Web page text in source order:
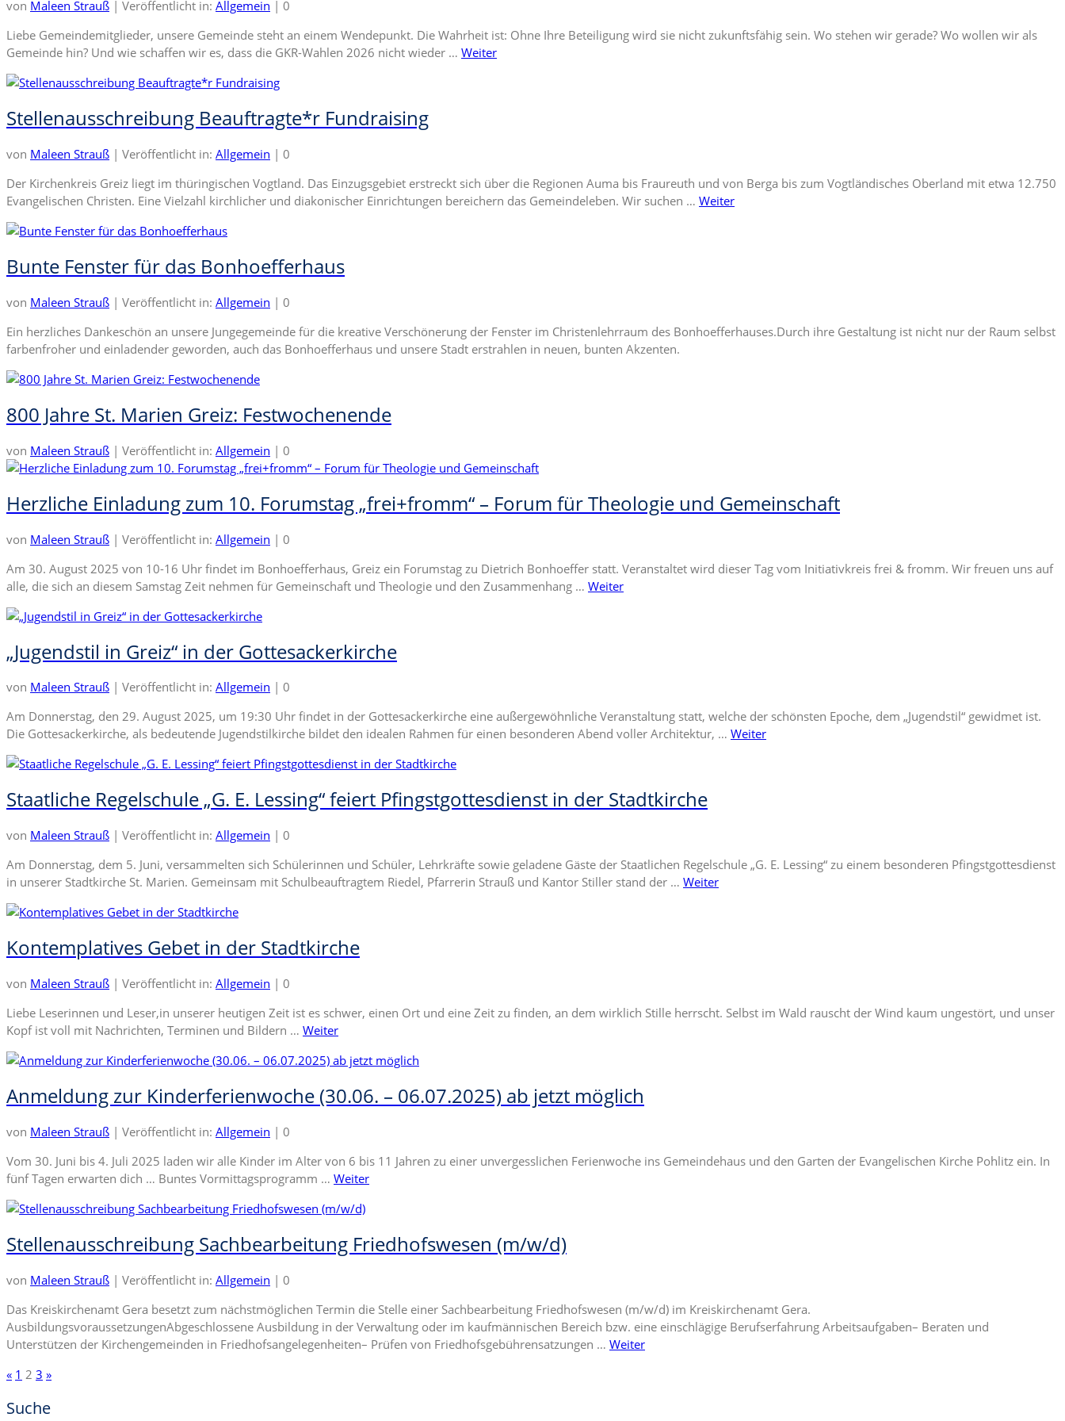
von Maleen Strauß | Veröffentlicht in: Allgemein | 0
Liebe Gemeindemitglieder, unsere Gemeinde steht an einem Wendepunkt. Die Wahrheit ist: Ohne Ihre Beteiligung wird sie nicht zukunftsfähig sein. Wo stehen wir gerade? Wo wollen wir als
Gemeinde hin? Und wie schaffen wir es, dass die GKR-Wahlen 2026 nicht wieder … Weiter
Stellenausschreibung Beauftragte*r Fundraising
von Maleen Strauß | Veröffentlicht in: Allgemein | 0
Der Kirchenkreis Greiz liegt im thüringischen Vogtland. Das Einzugsgebiet erstreckt sich über die Regionen Auma bis Fraureuth und von Berga bis zum Vogtländisches Oberland mit etwa 12.750
Evangelischen Christen. Eine Vielzahl kirchlicher und diakonischer Einrichtungen bereichern das Gemeindeleben. Wir suchen … Weiter
Bunte Fenster für das Bonhoefferhaus
von Maleen Strauß | Veröffentlicht in: Allgemein | 0
Ein herzliches Dankeschön an unsere Jungegemeinde für die kreative Verschönerung der Fenster im Christenlehrraum des Bonhoefferhauses.Durch ihre Gestaltung ist nicht nur der Raum selbst
farbenfroher und einladender geworden, auch das Bonhoefferhaus und unsere Stadt erstrahlen in neuen, bunten Akzenten.
800 Jahre St. Marien Greiz: Festwochenende
von Maleen Strauß | Veröffentlicht in: Allgemein | 0
Herzliche Einladung zum 10. Forumstag „frei+fromm“ – Forum für Theologie und Gemeinschaft
von Maleen Strauß | Veröffentlicht in: Allgemein | 0
Am 30. August 2025 von 10-16 Uhr findet im Bonhoefferhaus, Greiz ein Forumstag zu Dietrich Bonhoeffer statt. Veranstaltet wird dieser Tag vom Initiativkreis frei & fromm. Wir freuen uns auf
alle, die sich an diesem Samstag Zeit nehmen für Gemeinschaft und Theologie und den Zusammenhang … Weiter
„Jugendstil in Greiz“ in der Gottesackerkirche
von Maleen Strauß | Veröffentlicht in: Allgemein | 0
Am Donnerstag, den 29. August 2025, um 19:30 Uhr findet in der Gottesackerkirche eine außergewöhnliche Veranstaltung statt, welche der schönsten Epoche, dem „Jugendstil“ gewidmet ist.
Die Gottesackerkirche, als bedeutende Jugendstilkirche bildet den idealen Rahmen für einen besonderen Abend voller Architektur, … Weiter
Staatliche Regelschule „G. E. Lessing“ feiert Pfingstgottesdienst in der Stadtkirche
von Maleen Strauß | Veröffentlicht in: Allgemein | 0
Am Donnerstag, dem 5. Juni, versammelten sich Schülerinnen und Schüler, Lehrkräfte sowie geladene Gäste der Staatlichen Regelschule „G. E. Lessing“ zu einem besonderen Pfingstgottesdienst
in unserer Stadtkirche St. Marien. Gemeinsam mit Schulbeauftragtem Riedel, Pfarrerin Strauß und Kantor Stiller stand der … Weiter
Kontemplatives Gebet in der Stadtkirche
von Maleen Strauß | Veröffentlicht in: Allgemein | 0
Liebe Leserinnen und Leser,in unserer heutigen Zeit ist es schwer, einen Ort und eine Zeit zu finden, an dem wirklich Stille herrscht. Selbst im Wald rauscht der Wind kaum ungestört, und unser
Kopf ist voll mit Nachrichten, Terminen und Bildern … Weiter
Anmeldung zur Kinderferienwoche (30.06. – 06.07.2025) ab jetzt möglich
von Maleen Strauß | Veröffentlicht in: Allgemein | 0
Vom 30. Juni bis 4. Juli 2025 laden wir alle Kinder im Alter von 6 bis 11 Jahren zu einer unvergesslichen Ferienwoche ins Gemeindehaus und den Garten der Evangelischen Kirche Pohlitz ein. In
fünf Tagen erwarten dich … Buntes Vormittagsprogramm … Weiter
Stellenausschreibung Sachbearbeitung Friedhofswesen (m/w/d)
von Maleen Strauß | Veröffentlicht in: Allgemein | 0
Das Kreiskirchenamt Gera besetzt zum nächstmöglichen Termin die Stelle einer Sachbearbeitung Friedhofswesen (m/w/d) im Kreiskirchenamt Gera.
AusbildungsvoraussetzungenAbgeschlossene Ausbildung in der Verwaltung oder im kaufmännischen Bereich bzw. eine einschlägige Berufserfahrung Arbeitsaufgaben– Beraten und
Unterstützen der Kirchengemeinden in Friedhofsangelegenheiten– Prüfen von Friedhofsgebührensatzungen … Weiter
Seitennummerierung
der
« 1 2 3 »
Suche